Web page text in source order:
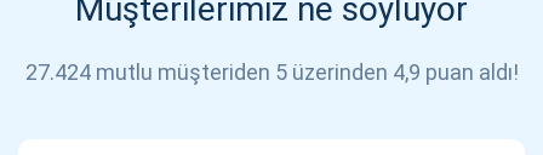
Müşterilerimiz ne söylüyor
27.424 mutlu müşteriden 5 üzerinden 4,9 puan aldı!